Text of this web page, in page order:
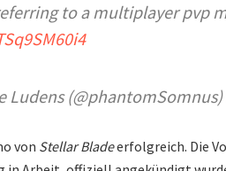
to a multiplayer pvp
Ludens (@phantomSomnus)
von Stellar Bladeerfolgreich. Die